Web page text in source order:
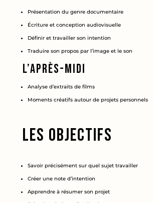
Présentation du genre documentaire
Écriture et conception audiovisuelle
Définir et travailler son intention
Traduire son propos par l’image et le son
L’après-midi
Analyse d’extraits de films
Moments créatifs autour de projets personnels
Les objectifs
Savoir précisément sur quel sujet travailler
Créer une note d’intention
Apprendre à résumer son projet